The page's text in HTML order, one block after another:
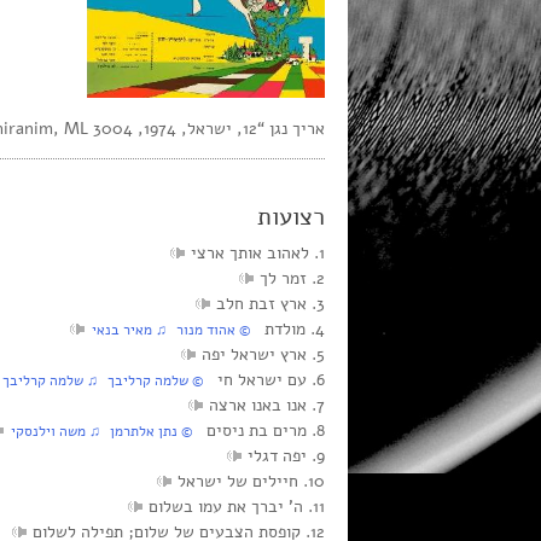
אריך נגן “12, ישראל, 1974, Shiranim, ML 3004, סטריאו,
רצועות
1. לאהוב אותך ארצי
2. זמר לך
3. ארץ זבת חלב
4. מולדת
© אהוד מנור ♫ מאיר בנאי
5. ארץ ישראל יפה
6. עם ישראל חי
© שלמה קרליבך ♫ שלמה קרליבך
7. אנו באנו ארצה
8. מרים בת ניסים
© נתן אלתרמן ♫ משה וילנסקי
9. יפה דגלי
10. חיילים של ישראל
11. ה’ יברך את עמו בשלום
12. קופסת הצבעים של שלום; תפילה לשלום